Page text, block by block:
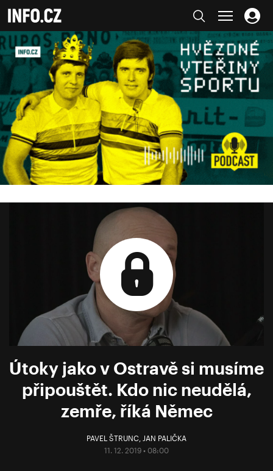
Útoky jako v Ostravě si musíme
připouštět. Kdo nic neudělá,
zemře, říká Němec
PAVEL ŠTRUNC
JAN PALIČKA
11. 12. 2019 • 08:00